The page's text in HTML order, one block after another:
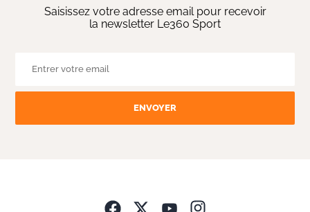
Saisissez votre adresse email pour recevoir
la newsletter Le360 Sport
ENVOYER